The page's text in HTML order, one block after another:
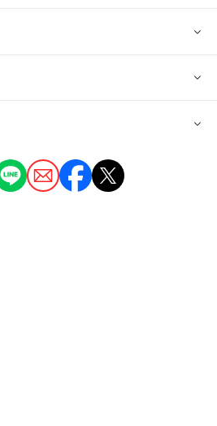
◯
ー 託児所